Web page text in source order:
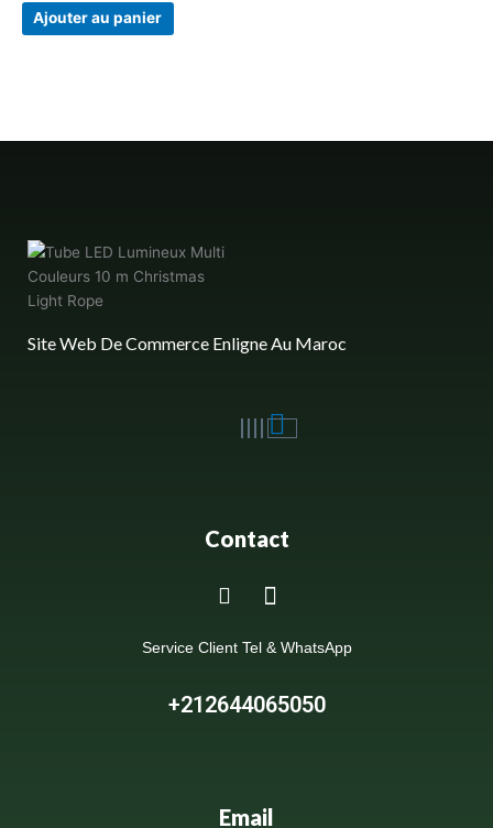
Ajouter au panier
Site Web De Commerce Enligne Au Maroc
Contact
Service Client Tel & WhatsApp
+212644065050
Email